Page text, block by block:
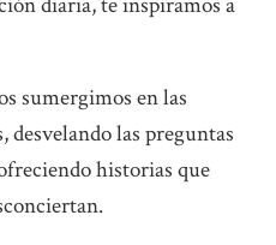
sumergimos en las
desvelando las preguntas
historias que